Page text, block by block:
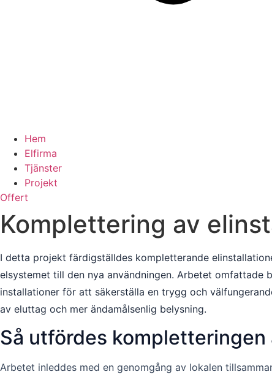
Hem
Elfirma
Tjänster
Projekt
Offert
Komplettering av
I detta projekt färdigställdes kompletterande
elsystemet till den nya användningen. Arbetet omfattade
installationer för att säkerställa en trygg och
av eluttag och mer ändamålsenlig belysning.
Så utfördes
Arbetet inleddes med en genomgång av lokalen